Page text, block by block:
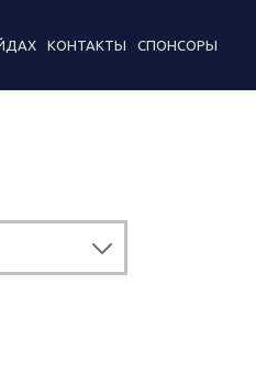
КОНТАКТЫ СПОНСОРЫ